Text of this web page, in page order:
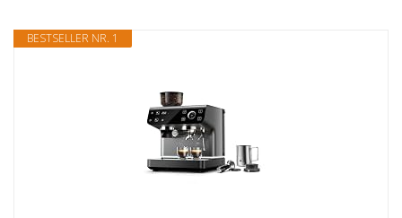
BESTSELLER NR. 1